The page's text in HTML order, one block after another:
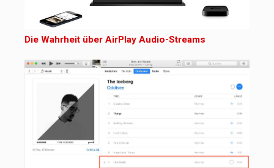
Die Wahrheit über AirPlay Audio-Streams